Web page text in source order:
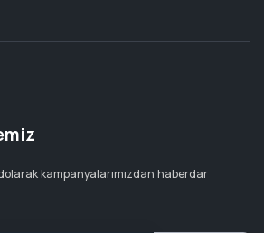
kampanyalarımızdan haberdar